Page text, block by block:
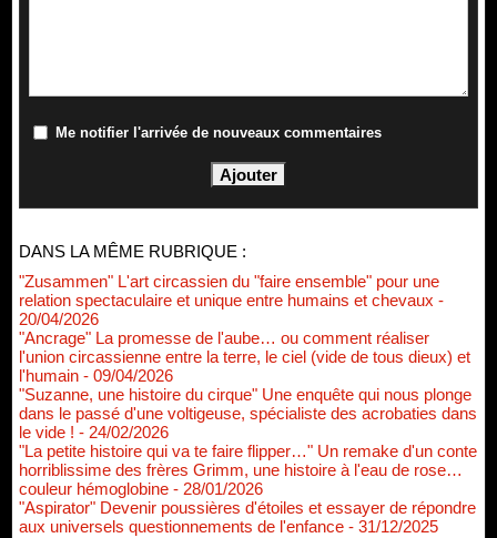
Me notifier l'arrivée de nouveaux commentaires
DANS LA MÊME RUBRIQUE :
"Zusammen" L'art circassien du "faire ensemble" pour une
relation spectaculaire et unique entre humains et chevaux -
20/04/2026
"Ancrage" La promesse de l'aube… ou comment réaliser
l'union circassienne entre la terre, le ciel (vide de tous dieux) et
l'humain - 09/04/2026
"Suzanne, une histoire du cirque" Une enquête qui nous plonge
dans le passé d'une voltigeuse, spécialiste des acrobaties dans
le vide ! - 24/02/2026
"La petite histoire qui va te faire flipper…" Un remake d'un conte
horriblissime des frères Grimm, une histoire à l'eau de rose…
couleur hémoglobine - 28/01/2026
"Aspirator" Devenir poussières d'étoiles et essayer de répondre
aux universels questionnements de l'enfance - 31/12/2025